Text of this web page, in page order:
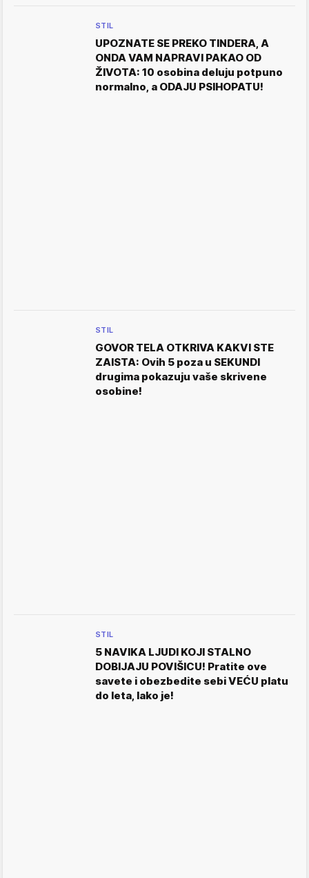
STIL
UPOZNATE SE PREKO TINDERA, A
ONDA VAM NAPRAVI PAKAO OD
ŽIVOTA: 10 osobina deluju potpuno
normalno, a ODAJU PSIHOPATU!
STIL
GOVOR TELA OTKRIVA KAKVI STE
ZAISTA: Ovih 5 poza u SEKUNDI
drugima pokazuju vaše skrivene
osobine!
STIL
5 NAVIKA LJUDI KOJI STALNO
DOBIJAJU POVIŠICU! Pratite ove
savete i obezbedite sebi VEĆU platu
do leta, lako je!